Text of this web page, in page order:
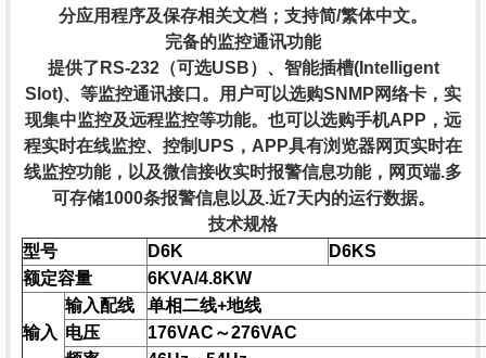
分应用程序及保存相关文档；支持简/繁体中文。
完备的监控通讯功能
提供了RS-232（可选USB）、智能插槽(Intelligent
Slot)、等监控通讯接口。用户可以选购SNMP网络卡，实
现集中监控及远程监控等功能。也可以选购手机APP，远
程实时在线监控、控制UPS，APP具有浏览器网页实时在
线监控功能，以及微信接收实时报警信息功能，网页端.多
可存储1000条报警信息以及.近7天内的运行数据。
技术规格
型号
D6K
D6KS
额定容量
6KVA/4.8KW
输入
输入配线
单相二线+地线
电压
176VAC～276VAC